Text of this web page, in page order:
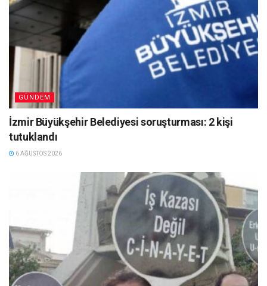
GÜNDEM
İzmir Büyükşehir Belediyesi soruşturması: 2 kişi
tutuklandı
6 AĞUSTOS 2026